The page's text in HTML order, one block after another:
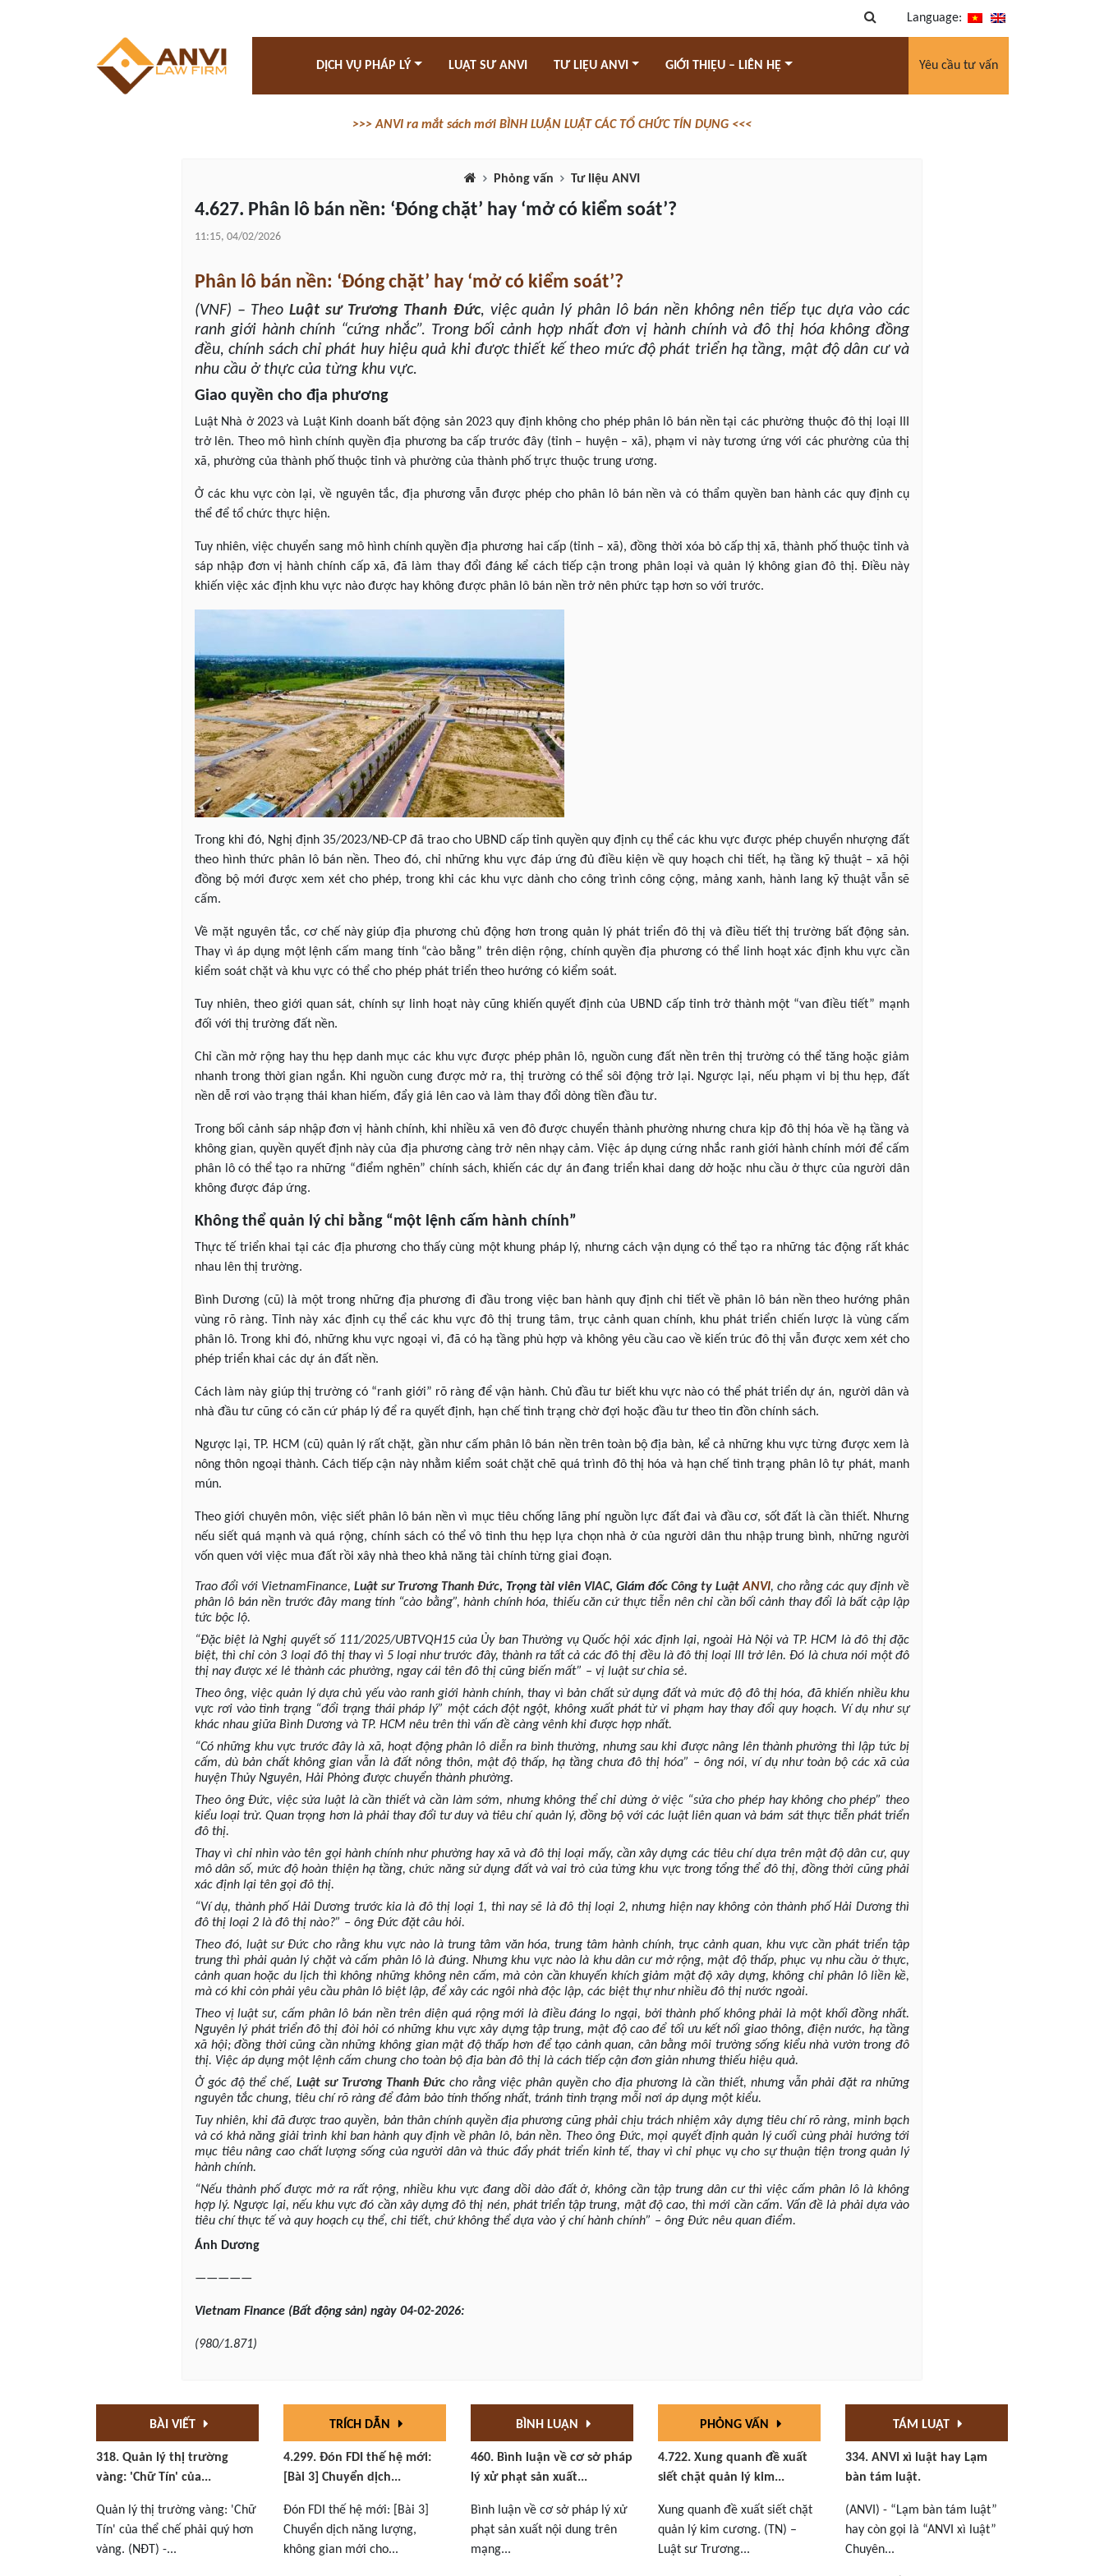
Language:
DỊCH VỤ PHÁP LÝ LUẬT SƯ ANVI TƯ LIỆU ANVI GIỚI THIỆU – LIÊN HỆ Yêu cầu tư vấn
>>> ANVI ra mắt sách mới BÌNH LUẬN LUẬT CÁC TỔ CHỨC TÍN DỤNG <<<
Phỏng vấn Tư liệu ANVI
4.627. Phân lô bán nền: ‘Đóng chặt’ hay ‘mở có kiểm soát’?
11:15, 04/02/2026
Phân lô bán nền: ‘Đóng chặt’ hay ‘mở có kiểm soát’?
(VNF) – TheoLuật sư Trương Thanh Đức, việc quản lý phân lô bán nền không nên tiếp tục dựa vào các
ranh giới hành chính “cứng nhắc”. Trong bối cảnh hợp nhất đơn vị hành chính và đô thị hóa không đồng
đều, chính sách chỉ phát huy hiệu quả khi được thiết kế theo mức độ phát triển hạ tầng, mật độ dân cư và
nhu cầu ở thực của từng khu vực.
Giao quyền cho địa phương
Luật Nhà ở 2023 và Luật Kinh doanh bất động sản 2023 quy định không cho phép phân lô bán nền tại các phường thuộc đô thị loại III
trở lên. Theo mô hình chính quyền địa phương ba cấp trước đây (tỉnh – huyện – xã), phạm vi này tương ứng với các phường của thị
xã, phường của thành phố thuộc tỉnh và phường của thành phố trực thuộc trung ương.
Ở các khu vực còn lại, về nguyên tắc, địa phương vẫn được phép cho phân lô bán nền và có thẩm quyền ban hành các quy định cụ
thể để tổ chức thực hiện.
Tuy nhiên, việc chuyển sang mô hình chính quyền địa phương hai cấp (tỉnh – xã), đồng thời xóa bỏ cấp thị xã, thành phố thuộc tỉnh và
sáp nhập đơn vị hành chính cấp xã, đã làm thay đổi đáng kể cách tiếp cận trong phân loại và quản lý không gian đô thị. Điều này
khiến việc xác định khu vực nào được hay không được phân lô bán nền trở nên phức tạp hơn so với trước.
Trong khi đó, Nghị định 35/2023/NĐ-CP đã trao cho UBND cấp tỉnh quyền quy định cụ thể các khu vực được phép chuyển nhượng đất
theo hình thức phân lô bán nền. Theo đó, chỉ những khu vực đáp ứng đủ điều kiện về quy hoạch chi tiết, hạ tầng kỹ thuật – xã hội
đồng bộ mới được xem xét cho phép, trong khi các khu vực dành cho công trình công cộng, mảng xanh, hành lang kỹ thuật vẫn sẽ
cấm.
Về mặt nguyên tắc, cơ chế này giúp địa phương chủ động hơn trong quản lý phát triển đô thị và điều tiết thị trường bất động sản.
Thay vì áp dụng một lệnh cấm mang tính “cào bằng” trên diện rộng, chính quyền địa phương có thể linh hoạt xác định khu vực cần
kiểm soát chặt và khu vực có thể cho phép phát triển theo hướng có kiểm soát.
Tuy nhiên, theo giới quan sát, chính sự linh hoạt này cũng khiến quyết định của UBND cấp tỉnh trở thành một “van điều tiết” mạnh
đối với thị trường đất nền.
Chỉ cần mở rộng hay thu hẹp danh mục các khu vực được phép phân lô, nguồn cung đất nền trên thị trường có thể tăng hoặc giảm
nhanh trong thời gian ngắn. Khi nguồn cung được mở ra, thị trường có thể sôi động trở lại. Ngược lại, nếu phạm vi bị thu hẹp, đất
nền dễ rơi vào trạng thái khan hiếm, đẩy giá lên cao và làm thay đổi dòng tiền đầu tư.
Trong bối cảnh sáp nhập đơn vị hành chính, khi nhiều xã ven đô được chuyển thành phường nhưng chưa kịp đô thị hóa về hạ tầng và
không gian, quyền quyết định này của địa phương càng trở nên nhạy cảm. Việc áp dụng cứng nhắc ranh giới hành chính mới để cấm
phân lô có thể tạo ra những “điểm nghẽn” chính sách, khiến các dự án đang triển khai dang dở hoặc nhu cầu ở thực của người dân
không được đáp ứng.
Không thể quản lý chỉ bằng “một lệnh cấm hành chính”
Thực tế triển khai tại các địa phương cho thấy cùng một khung pháp lý, nhưng cách vận dụng có thể tạo ra những tác động rất khác
nhau lên thị trường.
Bình Dương (cũ) là một trong những địa phương đi đầu trong việc ban hành quy định chi tiết về phân lô bán nền theo hướng phân
vùng rõ ràng. Tỉnh này xác định cụ thể các khu vực đô thị trung tâm, trục cảnh quan chính, khu phát triển chiến lược là vùng cấm
phân lô. Trong khi đó, những khu vực ngoại vi, đã có hạ tầng phù hợp và không yêu cầu cao về kiến trúc đô thị vẫn được xem xét cho
phép triển khai các dự án đất nền.
Cách làm này giúp thị trường có “ranh giới” rõ ràng để vận hành. Chủ đầu tư biết khu vực nào có thể phát triển dự án, người dân và
nhà đầu tư cũng có căn cứ pháp lý để ra quyết định, hạn chế tình trạng chờ đợi hoặc đầu tư theo tin đồn chính sách.
Ngược lại, TP. HCM (cũ) quản lý rất chặt, gần như cấm phân lô bán nền trên toàn bộ địa bàn, kể cả những khu vực từng được xem là
nông thôn ngoại thành. Cách tiếp cận này nhằm kiểm soát chặt chẽ quá trình đô thị hóa và hạn chế tình trạng phân lô tự phát, manh
mún.
Theo giới chuyên môn, việc siết phân lô bán nền vì mục tiêu chống lãng phí nguồn lực đất đai và đầu cơ, sốt đất là cần thiết. Nhưng
nếu siết quá mạnh và quá rộng, chính sách có thể vô tình thu hẹp lựa chọn nhà ở của người dân thu nhập trung bình, những người
vốn quen với việc mua đất rồi xây nhà theo khả năng tài chính từng giai đoạn.
Trao đổi với VietnamFinance, Luật sư Trương Thanh Đức, Trọng tài viên VIAC, Giám đốc Công ty Luật ANVI, cho rằng các quy định về
phân lô bán nền trước đây mang tính “cào bằng”, hành chính hóa, thiếu căn cứ thực tiễn nên chỉ cần bối cảnh thay đổi là bất cập lập
tức bộc lộ.
“Đặc biệt là Nghị quyết số 111/2025/UBTVQH15 của Ủy ban Thường vụ Quốc hội xác định lại, ngoài Hà Nội và TP. HCM là đô thị đặc
biệt, thì chỉ còn 3 loại đô thị thay vì 5 loại như trước đây, thành ra tất cả các đô thị đều là đô thị loại III trở lên. Đó là chưa nói một đô
thị nay được xé lẻ thành các phường, ngay cái tên đô thị cũng biến mất” – vị luật sư chia sẻ.
Theo ông, việc quản lý dựa chủ yếu vào ranh giới hành chính, thay vì bản chất sử dụng đất và mức độ đô thị hóa, đã khiến nhiều khu
vực rơi vào tình trạng “đổi trạng thái pháp lý” một cách đột ngột, không xuất phát từ vi phạm hay thay đổi quy hoạch. Ví dụ như sự
khác nhau giữa Bình Dương và TP. HCM nêu trên thì vấn đề càng vênh khi được hợp nhất.
“Có những khu vực trước đây là xã, hoạt động phân lô diễn ra bình thường, nhưng sau khi được nâng lên thành phường thì lập tức bị
cấm, dù bản chất không gian vẫn là đất nông thôn, mật độ thấp, hạ tầng chưa đô thị hóa” – ông nói, ví dụ như toàn bộ các xã của
huyện Thủy Nguyên, Hải Phòng được chuyển thành phường.
Theo ông Đức, việc sửa luật là cần thiết và cần làm sớm, nhưng không thể chỉ dừng ở việc “sửa cho phép hay không cho phép” theo
kiểu loại trừ. Quan trọng hơn là phải thay đổi tư duy và tiêu chí quản lý, đồng bộ với các luật liên quan và bám sát thực tiễn phát triển
đô thị.
Thay vì chỉ nhìn vào tên gọi hành chính như phường hay xã và đô thị loại mấy, cần xây dựng các tiêu chí dựa trên mật độ dân cư, quy
mô dân số, mức độ hoàn thiện hạ tầng, chức năng sử dụng đất và vai trò của từng khu vực trong tổng thể đô thị, đồng thời cũng phải
xác định lại tên gọi đô thị.
“Ví dụ, thành phố Hải Dương trước kia là đô thị loại 1, thì nay sẽ là đô thị loại 2, nhưng hiện nay không còn thành phố Hải Dương thì
đô thị loại 2 là đô thị nào?” – ông Đức đặt câu hỏi.
Theo đó, luật sư Đức cho rằng khu vực nào là trung tâm văn hóa, trung tâm hành chính, trục cảnh quan, khu vực cần phát triển tập
trung thì phải quản lý chặt và cấm phân lô là đúng. Nhưng khu vực nào là khu dân cư mở rộng, mật độ thấp, phục vụ nhu cầu ở thực,
cảnh quan hoặc du lịch thì không những không nên cấm, mà còn cần khuyến khích giảm mật độ xây dựng, không chỉ phân lô liền kề,
mà có khi còn phải yêu cầu phân lô biệt lập, để xây các ngôi nhà độc lập, các biệt thự như nhiều đô thị nước ngoài.
Theo vị luật sư, cấm phân lô bán nền trên diện quá rộng mới là điều đáng lo ngại, bởi thành phố không phải là một khối đồng nhất.
Nguyên lý phát triển đô thị đòi hỏi có những khu vực xây dựng tập trung, mật độ cao để tối ưu kết nối giao thông, điện nước, hạ tầng
xã hội; đồng thời cũng cần những không gian mật độ thấp hơn để tạo cảnh quan, cân bằng môi trường sống kiểu nhà vườn trong đô
thị. Việc áp dụng một lệnh cấm chung cho toàn bộ địa bàn đô thị là cách tiếp cận đơn giản nhưng thiếu hiệu quả.
Ở góc độ thể chế, Luật sư Trương Thanh Đức cho rằng việc phân quyền cho địa phương là cần thiết, nhưng vẫn phải đặt ra những
nguyên tắc chung, tiêu chí rõ ràng để đảm bảo tính thống nhất, tránh tình trạng mỗi nơi áp dụng một kiểu.
Tuy nhiên, khi đã được trao quyền, bản thân chính quyền địa phương cũng phải chịu trách nhiệm xây dựng tiêu chí rõ ràng, minh bạch
và có khả năng giải trình khi ban hành quy định về phân lô, bán nền. Theo ông Đức, mọi quyết định quản lý cuối cùng phải hướng tới
mục tiêu nâng cao chất lượng sống của người dân và thúc đẩy phát triển kinh tế, thay vì chỉ phục vụ cho sự thuận tiện trong quản lý
hành chính.
“Nếu thành phố được mở ra rất rộng, nhiều khu vực đang dồi dào đất ở, không cần tập trung dân cư thì việc cấm phân lô là không
hợp lý. Ngược lại, nếu khu vực đó cần xây dựng đô thị nén, phát triển tập trung, mật độ cao, thì mới cần cấm. Vấn đề là phải dựa vào
tiêu chí thực tế và quy hoạch cụ thể, chi tiết, chứ không thể dựa vào ý chí hành chính” – ông Đức nêu quan điểm.
Ánh Dương
—————
Vietnam Finance (Bất động sản) ngày 04-02-2026:
(980/1.871)
BÀI VIẾT
318. Quản lý thị trường
vàng: 'Chữ Tín' của...
Quản lý thị trường vàng: 'Chữ
Tín' của thể chế phải quý hơn
vàng. (NĐT) -...
TRÍCH DẪN
4.299. Đón FDI thế hệ mới:
[Bài 3] Chuyển dịch...
Đón FDI thế hệ mới: [Bài 3]
Chuyển dịch năng lượng,
không gian mới cho...
BÌNH LUẬN
460. Bình luận về cơ sở pháp
lý xử phạt sản xuất...
Bình luận về cơ sở pháp lý xử
phạt sản xuất nội dung trên
mạng...
PHỎNG VẤN
4.722. Xung quanh đề xuất
siết chặt quản lý kim...
Xung quanh đề xuất siết chặt
quản lý kim cương. (TN) –
Luật sư Trương...
TÁM LUẬT
334. ANVI xì luật hay Lạm
bàn tám luật.
(ANVI) - “Lạm bàn tám luật”
hay còn gọi là “ANVI xì luật”
Chuyên...